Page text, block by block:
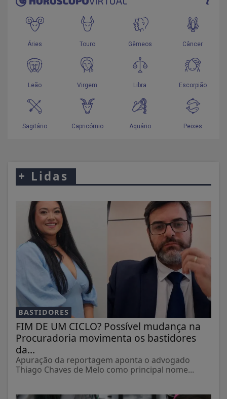
+ Lidas
BASTIDORES
FIM DE UM CICLO? Possível mudança na
Procuradoria movimenta os bastidores
da...
Apuração da reportagem aponta o advogado
Thiago Chaves de Melo como principal nome...